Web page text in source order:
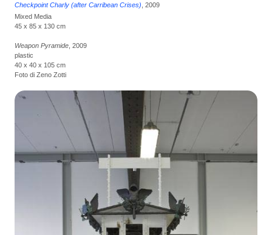
Checkpoint Charly (after Carribean Crises) , 2009
Mixed Media
45 x 85 x 130 cm
Weapon Pyramide , 2009
plastic
40 x 40 x 105 cm
Foto di Zeno Zotti